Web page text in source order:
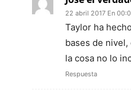
22 abril 2017 En
Taylor ha
bases de
la cosa no lo
Respuesta